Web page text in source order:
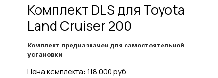
Комплект DLS для Toyota
Land Cruiser 200
Комплект предназначен для самостоятельной
установки
Цена комплекта: 118 000 руб.